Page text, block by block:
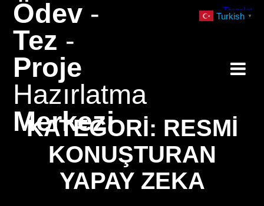
Ödev -
Tez -
Proje
Hazırlatma
Merkezi
KATEGORI: RESMI
KONUŞTURAN
YAPAY ZEKA
Turkish ▼